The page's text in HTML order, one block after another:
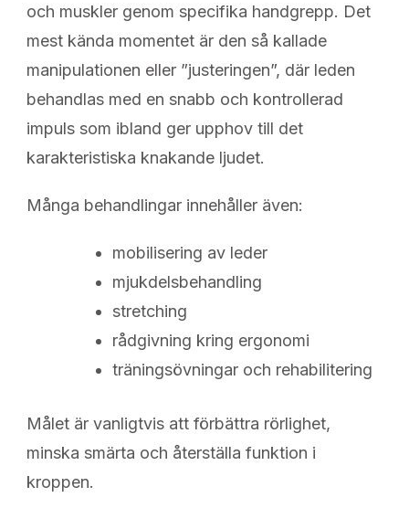
och muskler genom specifika handgrepp. Det
mest kända momentet är den så kallade
manipulationen eller ”justeringen”, där leden
behandlas med en snabb och kontrollerad
impuls som ibland ger upphov till det
karakteristiska knakande ljudet.
Många behandlingar innehåller även:
mobilisering av leder
mjukdelsbehandling
stretching
rådgivning kring ergonomi
träningsövningar och rehabilitering
Målet är vanligtvis att förbättra rörlighet,
minska smärta och återställa funktion i
kroppen.